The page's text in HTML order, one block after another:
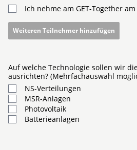
Ich nehme am GET-Together
Weiteren Teilnehmer hinzufügen
Auf welche Technologie sollen wir
ausrichten? (Mehrfachauswahl
NS-Verteilungen
MSR-Anlagen
Photovoltaik
Batterieanlagen